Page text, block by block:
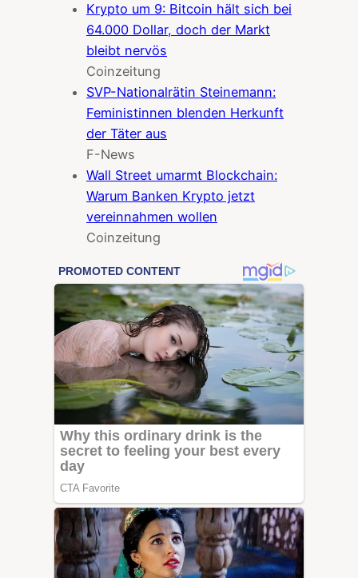
Krypto um 9: Bitcoin hält sich bei
64.000 Dollar, doch der Markt
bleibt nervös
Coinzeitung
SVP-Nationalrätin Steinemann:
Feministinnen blenden Herkunft
der Täter aus
F-News
Wall Street umarmt Blockchain:
Warum Banken Krypto jetzt
vereinnahmen wollen
Coinzeitung